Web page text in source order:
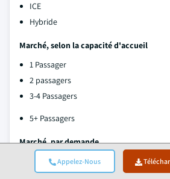
Appelez-Nous
ICE
Hybride
Marché, selon la capacité d'accueil
1 Passager
2 passagers
3-4 Passagers
5+ Passagers
Marché, par demande
Transport de voyageurs
Cargo & logistique